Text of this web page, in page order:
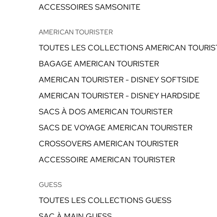
ACCESSOIRES SAMSONITE
AMERICAN TOURISTER
TOUTES LES COLLECTIONS AMERICAN
BAGAGE AMERICAN TOURISTER
AMERICAN TOURISTER - DISNEY SOFTSIDE
AMERICAN TOURISTER - DISNEY HARDSIDE
SACS À DOS AMERICAN TOURISTER
SACS DE VOYAGE AMERICAN TOURISTER
CROSSOVERS AMERICAN TOURISTER
ACCESSOIRE AMERICAN TOURISTER
GUESS
TOUTES LES COLLECTIONS GUESS